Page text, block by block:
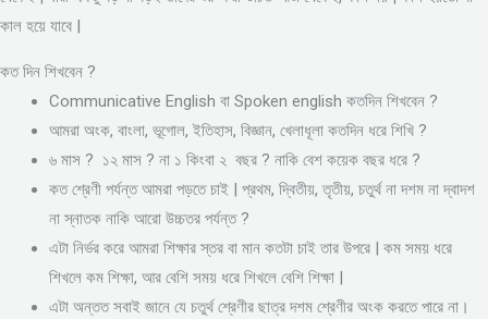
কাল হয়ে যাবে |
কত দিন শিখবেন ?
Communicative English বা Spoken english কতদিন শিখবেন ?
আমরা অংক, বাংলা, ভূগোল, ইতিহাস, বিজ্ঞান, খেলাধূলা কতদিন ধরে শিখি ?
৬ মাস ? ১২ মাস ? না ১ কিংবা ২ বছর ? নাকি বেশ কয়েক বছর ধরে ?
কত শ্রেণী পর্যন্ত আমরা পড়তে চাই | প্রথম, দ্বিতীয়, তৃতীয়, চতুর্থ না দশম না দ্বাদশ
না স্নাতক নাকি আরো উচ্চতর পর্যন্ত ?
এটা নির্ভর করে আমরা শিক্ষার স্তর বা মান কতটা চাই তার উপরে | কম সময় ধরে
শিখলে কম শিক্ষা, আর বেশি সময় ধরে শিখলে বেশি শিক্ষা |
এটা অন্তত সবাই জানে যে চতুর্থ শ্রেণীর ছাত্র দশম শ্রেণীর অংক করতে পারে না।